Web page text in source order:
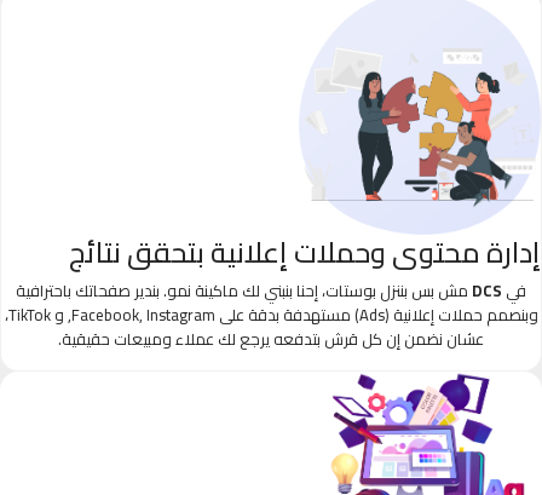
إدارة محتوى وحملات إعلانية بتحقق نتائج
في DCS مش بس بننزل بوستات، إحنا بنبني لك ماكينة نمو. بندير صفحاتك باحترافية
وبنصمم حملات إعلانية (Ads) مستهدفة بدقة على Facebook, Instagram, و TikTok،
عشان نضمن إن كل قرش بتدفعه يرجع لك عملاء ومبيعات حقيقية.